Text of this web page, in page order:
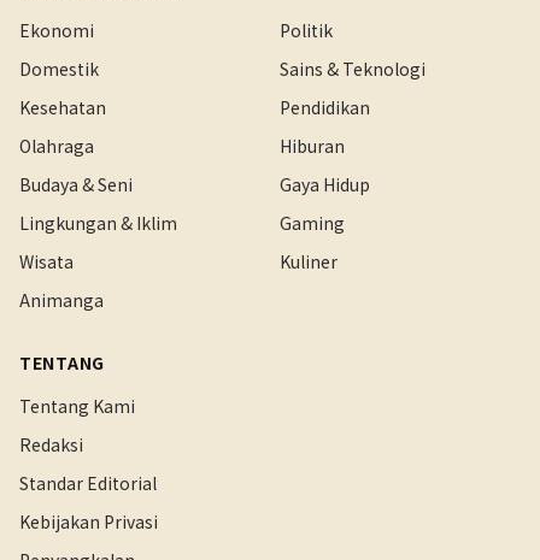
Ekonomi
Politik
Domestik
Sains & Teknologi
Kesehatan
Pendidikan
Olahraga
Hiburan
Budaya & Seni
Gaya Hidup
Lingkungan & Iklim
Gaming
Wisata
Kuliner
Animanga
TENTANG
Tentang Kami
Redaksi
Standar Editorial
Kebijakan Privasi